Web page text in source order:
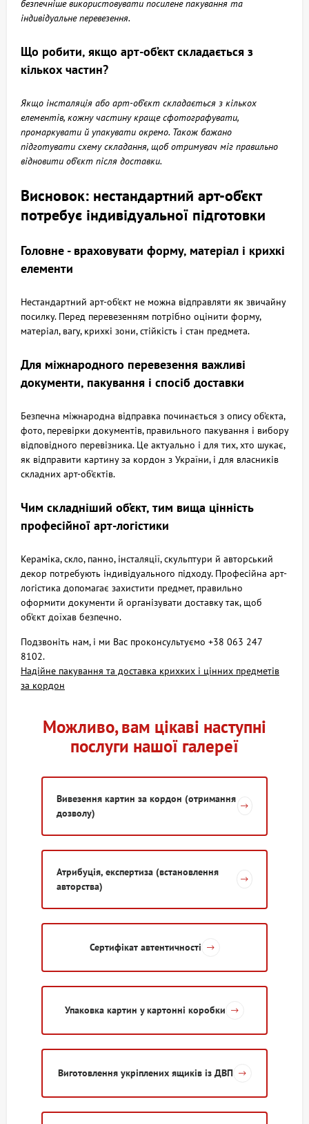
безпечніше використовувати посилене пакування та
індивідуальне перевезення.
Що робити, якщо арт-об’єкт складається з
кількох частин?
Якщо інсталяція або арт-об’єкт складається з кількох
елементів, кожну частину краще сфотографувати,
промаркувати й упакувати окремо. Також бажано
підготувати схему складання, щоб отримувач міг правильно
відновити об’єкт після доставки.
Висновок: нестандартний арт-об’єкт
потребує індивідуальної підготовки
Головне - враховувати форму, матеріал і крихкі
елементи
Нестандартний арт-об’єкт не можна відправляти як звичайну
посилку. Перед перевезенням потрібно оцінити форму,
матеріал, вагу, крихкі зони, стійкість і стан предмета.
Для міжнародного перевезення важливі
документи, пакування і спосіб доставки
Безпечна міжнародна відправка починається з опису об’єкта,
фото, перевірки документів, правильного пакування і вибору
відповідного перевізника. Це актуально і для тих, хто шукає,
як відправити картину за кордон з України, і для власників
складних арт-об’єктів.
Чим складніший об’єкт, тим вища цінність
професійної арт-логістики
Кераміка, скло, панно, інсталяції, скульптури й авторський
декор потребують індивідуального підходу. Професійна арт-
логістика допомагає захистити предмет, правильно
оформити документи й організувати доставку так, щоб
об’єкт доїхав безпечно.
Подзвоніть нам, і ми Вас проконсультуємо +38 063 247
8102.
Надійне пакування та доставка крихких і цінних предметів
за кордон
Можливо, вам цікаві наступні
послуги нашої галереї
Вивезення картин за кордон (отримання
дозволу)
Атрибуція, експертиза (встановлення
авторства)
Сертифікат автентичності
Упаковка картин у картонні коробки
Виготовлення укріплених ящиків із ДВП